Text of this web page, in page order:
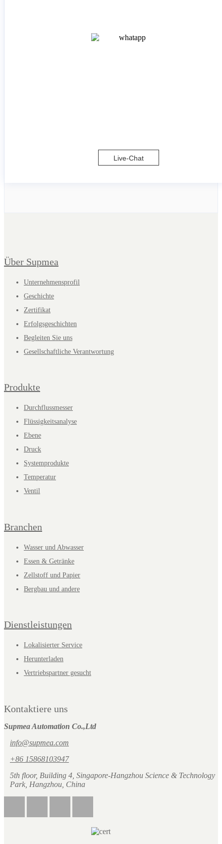
Live-Chat
Über Supmea
Unternehmensprofil
Geschichte
Zertifikat
Erfolgsgeschichten
Begleiten Sie uns
Gesellschaftliche Verantwortung
Produkte
Durchflussmesser
Flüssigkeitsanalyse
Ebene
Druck
Systemprodukte
Temperatur
Ventil
Branchen
Wasser und Abwasser
Essen & Getränke
Zellstoff und Papier
Bergbau und andere
Dienstleistungen
Lokalisierter Service
Herunterladen
Vertriebspartner gesucht
Kontaktiere uns
Supmea Automation Co.,Ltd
info@supmea.com
+86 15868103947
5th floor, Building 4, Singapore-Hangzhou Science & Technology
Park, Hangzhou, China